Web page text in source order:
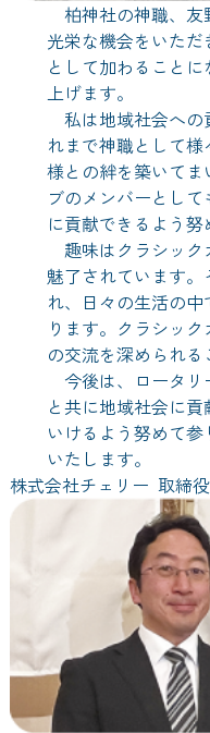
柏神社の神職、友
光栄な機会をいた
として加わること
上げます。
私は地域社会への
れまで神職として
様との絆を築いて
ブのメンバーとし
に貢献できるよう努
趣味はクラシック
魅了されています
れ、日々の生活の
ります。クラシッ
の交流を深められる
今後は、ロータリ
と共に地域社会に
いけるよう努めて
いたします。
株式会社チェリー 取締